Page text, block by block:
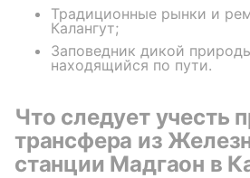
Традиционные рынки и
Калангут;
Заповедник дикой
находящийся по пути.
Что следует учесть
трансфера из
станции Мадгаон в